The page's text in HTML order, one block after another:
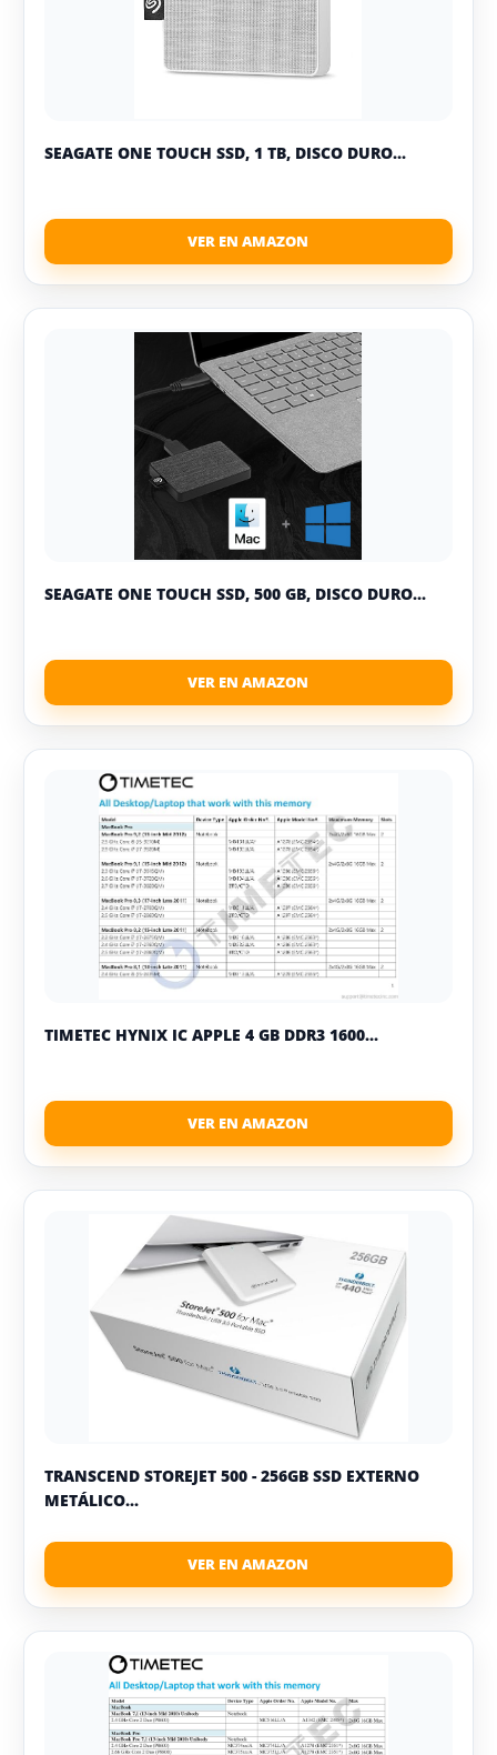
SEAGATE ONE TOUCH SSD, 1 TB, DISCO DURO...
SEAGATE ONE TOUCH SSD, 500 GB, DISCO DURO...
TIMETEC HYNIX IC APPLE 4 GB DDR3 1600...
TRANSCEND STOREJET 500 - 256GB SSD EXTERNO
METÁLICO...